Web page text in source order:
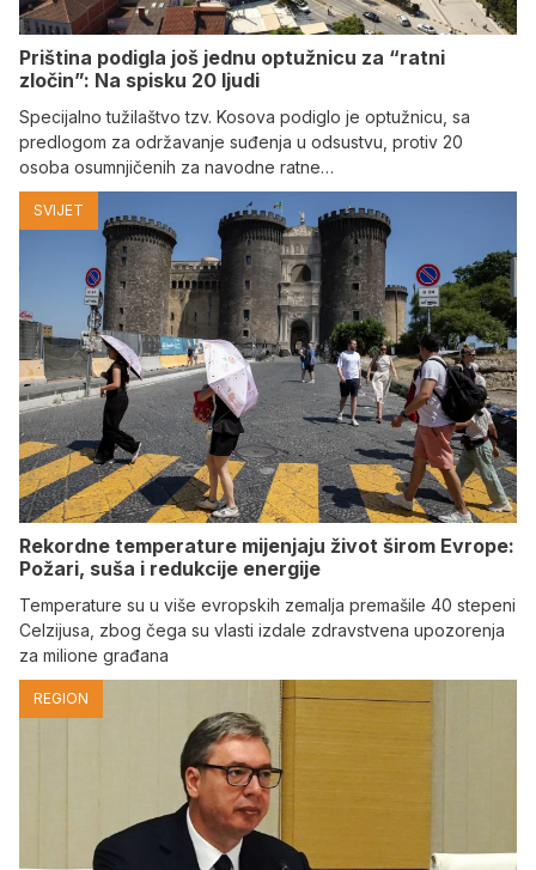
Priština podigla još jednu optužnicu za “ratni
zločin”: Na spisku 20 ljudi
Specijalno tužilaštvo tzv. Kosova podiglo je optužnicu, sa
predlogom za održavanje suđenja u odsustvu, protiv 20
osoba osumnjičenih za navodne ratne…
SVIJET
Rekordne temperature mijenjaju život širom Evrope:
Požari, suša i redukcije energije
Temperature su u više evropskih zemalja premašile 40 stepeni
Celzijusa, zbog čega su vlasti izdale zdravstvena upozorenja
za milione građana
REGION